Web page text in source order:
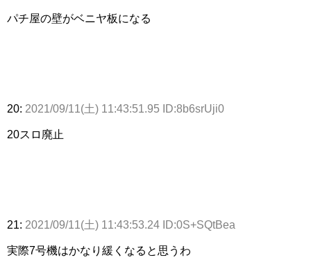
パチ屋の壁がベニヤ板になる
20: 2021/09/11(土) 11:43:51.95 ID:8b6srUji0
20スロ廃止
21: 2021/09/11(土) 11:43:53.24 ID:0S+SQtBea
実際7号機はかなり緩くなると思うわ